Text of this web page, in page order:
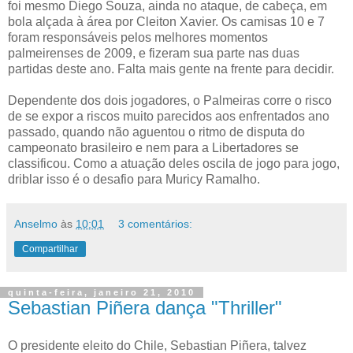
foi mesmo Diego Souza, ainda no ataque, de cabeça, em
bola alçada à área por Cleiton Xavier. Os camisas 10 e 7
foram responsáveis pelos melhores momentos
palmeirenses de 2009, e fizeram sua parte nas duas
partidas deste ano. Falta mais gente na frente para decidir.
Dependente dos dois jogadores, o Palmeiras corre o risco
de se expor a riscos muito parecidos aos enfrentados ano
passado, quando não aguentou o ritmo de disputa do
campeonato brasileiro e nem para a Libertadores se
classificou. Como a atuação deles oscila de jogo para jogo,
driblar isso é o desafio para Muricy Ramalho.
Anselmo às 10:01 3 comentários:
Compartilhar
quinta-feira, janeiro 21, 2010
Sebastian Piñera dança "Thriller"
O presidente eleito do Chile, Sebastian Piñera, talvez